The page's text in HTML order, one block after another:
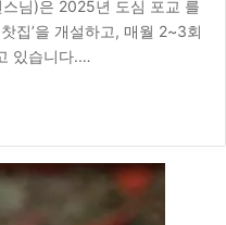
님)은 2025년 도심 포교 를
집’을 개설하고, 매월 2~3회
있습니다.…